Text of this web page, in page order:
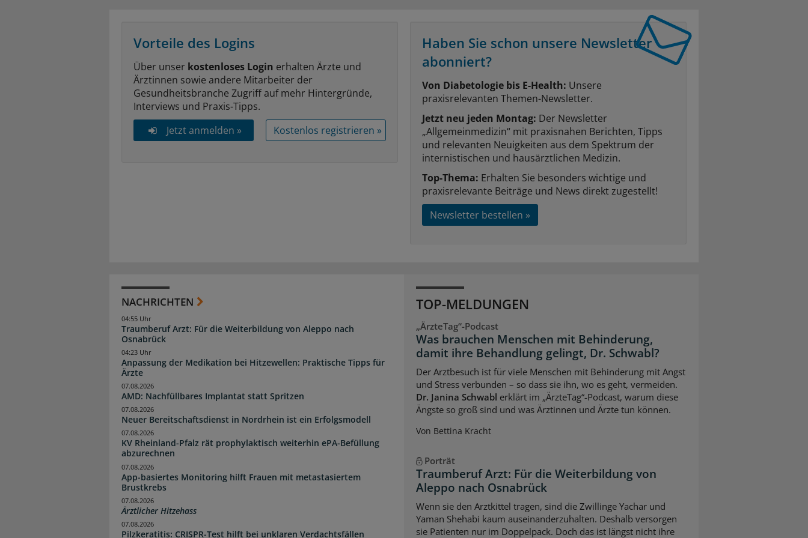
Vorteile des Logins
Über unser kostenloses Login erhalten Ärzte und
Ärztinnen sowie andere Mitarbeiter der
Gesundheitsbranche Zugriff auf mehr Hintergründe,
Interviews und Praxis-Tipps.
Jetzt anmelden »
Kostenlos registrieren »
Haben Sie schon unsere Newsletter
abonniert?
Von Diabetologie bis E-Health: Unsere
praxisrelevanten Themen-Newsletter.
Jetzt neu jeden Montag: Der Newsletter
„Allgemeinmedizin“ mit praxisnahen Berichten, Tipps
und relevanten Neuigkeiten aus dem Spektrum der
internistischen und hausärztlichen Medizin.
Top-Thema: Erhalten Sie besonders wichtige und
praxisrelevante Beiträge und News direkt zugestellt!
Newsletter bestellen »
NACHRICHTEN
Traumberuf Arzt: Für die Weiterbildung von Aleppo nach
Osnabrück
04:55 Uhr
Anpassung der Medikation bei Hitzewellen: Praktische Tipps für
Ärzte
04:23 Uhr
AMD: Nachfüllbares Implantat statt Spritzen
07.08.2026
Neuer Bereitschaftsdienst in Nordrhein ist ein Erfolgsmodell
07.08.2026
KV Rheinland-Pfalz rät prophylaktisch weiterhin ePA-Befüllung
abzurechnen
07.08.2026
App-basiertes Monitoring hilft Frauen mit metastasiertem
Brustkrebs
07.08.2026
Ärztlicher Hitzehass
07.08.2026
Pilzkeratitis: CRISPR-Test hilft bei unklaren Verdachtsfällen
07.08.2026
TOP-MELDUNGEN
„ÄrzteTag“-Podcast
Was brauchen Menschen mit Behinderung,
damit ihre Behandlung gelingt, Dr. Schwabl?
Der Arztbesuch ist für viele Menschen mit Behinderung mit Angst
und Stress verbunden – so dass sie ihn, wo es geht, vermeiden.
Dr. Janina Schwabl erklärt im „ÄrzteTag“-Podcast, warum diese
Ängste so groß sind und was Ärztinnen und Ärzte tun können.
Von Bettina Kracht
Porträt
Traumberuf Arzt: Für die Weiterbildung von
Aleppo nach Osnabrück
Wenn sie den Arztkittel tragen, sind die Zwillinge Yachar und
Yaman Shehabi kaum auseinanderzuhalten. Deshalb versorgen
sie Patienten nur im Doppelpack. Doch das ist längst nicht ihre